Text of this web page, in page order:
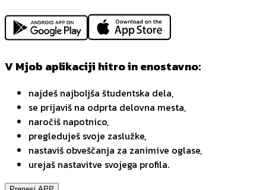
V Mjob aplikaciji hitro in enostavno:
najdeš najboljša študentska dela,
se prijaviš na odprta delovna mesta,
naročiš napotnico,
pregleduješ svoje zaslužke,
nastaviš obveščanja za zanimive oglase,
urejaš nastavitve svojega profila.